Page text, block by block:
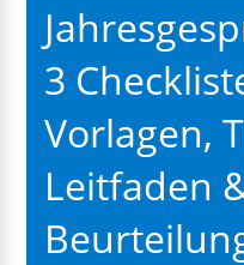
3
Vorlagen,
Leitfaden